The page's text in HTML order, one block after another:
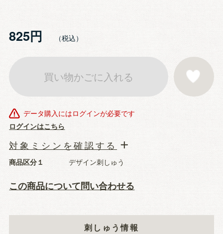
825円
データ購入にはログインが必要です
買い物かごに入れる
ログインはこちら
お気に入りに登
商品区分１ デザイン刺しゅう
この商品について問い合わせる
対象ミシンを確認する
刺しゅう情報